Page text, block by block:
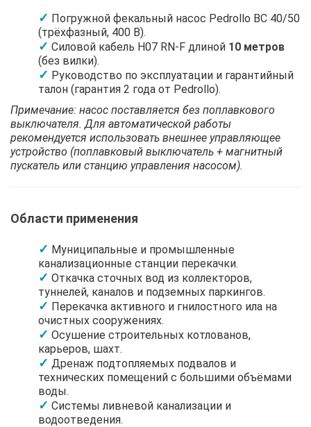
Погружной фекальный насос Pedrollo BC 40/50
(трёхфазный, 400 В).
Силовой кабель H07 RN-F длиной 10 метров
(без вилки).
Руководство по эксплуатации и гарантийный
талон (гарантия 2 года от Pedrollo).
Примечание: насос поставляется без поплавкового
выключателя. Для автоматической работы
рекомендуется использовать внешнее управляющее
устройство (поплавковый выключатель + магнитный
пускатель или станцию управления насосом).
Области применения
Муниципальные и промышленные
канализационные станции перекачки.
Откачка сточных вод из коллекторов,
туннелей, каналов и подземных паркингов.
Перекачка активного и гнилостного ила на
очистных сооружениях.
Осушение строительных котлованов,
карьеров, шахт.
Дренаж подтопляемых подвалов и
технических помещений с большими объёмами
воды.
Системы ливневой канализации и
водоотведения.